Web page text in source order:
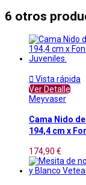
6 otros
 Vista rápida
Ver Detalle
Meyvaser
Cama Nido
194,4 cm x
174,90 €